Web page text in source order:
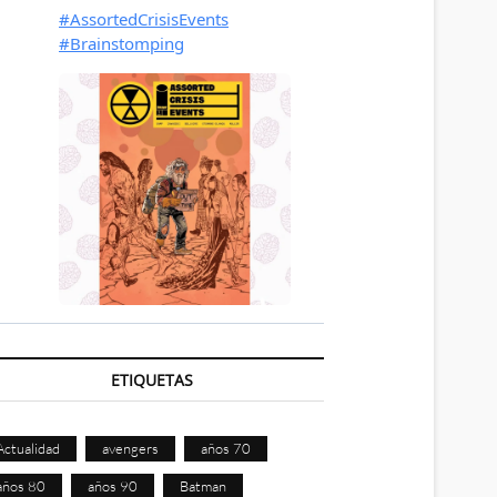
ETIQUETAS
avengers años 70
80 años 90 Batman